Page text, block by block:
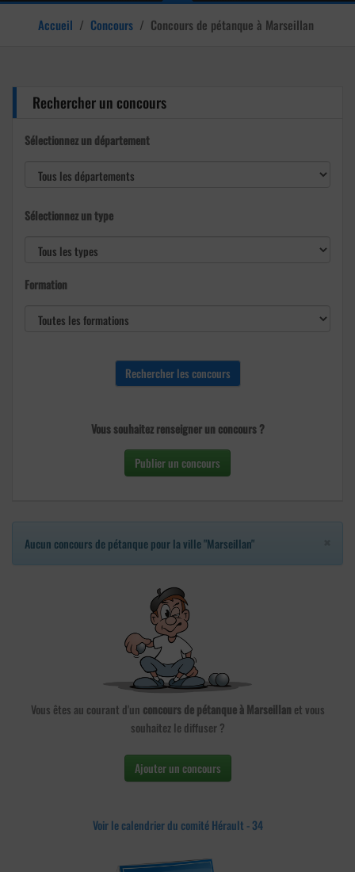
Accueil / Concours / Concours de pétanque à Marseillan
Rechercher un concours
Sélectionnez un département
Sélectionnez un type
Formation
Vous souhaitez renseigner un concours ?
Publier un concours
Aucun concours de pétanque pour la ville "Marseillan"
Vous êtes au courant d'un concours de pétanque à Marseillan et vous
souhaitez le diffuser ?
Ajouter un concours
Voir le calendrier du comité Hérault - 34